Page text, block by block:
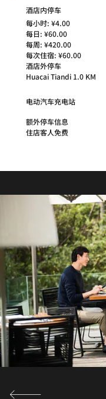
酒店内停车
每小时: ¥4.00
每日: ¥60.00
每周: ¥420.00
每次住宿: ¥60.00
酒店外停车
Huacai Tiandi 1.0 KM
电动汽车充电站
额外停车信息
住店客人免费
莅临R 吧，尽享惬意
吧，推出精彩欢乐时
下午茶及本地精酿啤
与